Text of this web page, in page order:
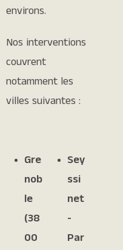
environs.
Nos interventions
couvrent
notamment les
villes suivantes :
Gre
nob
le
(38
00
Sey
ssi
net
-
Par